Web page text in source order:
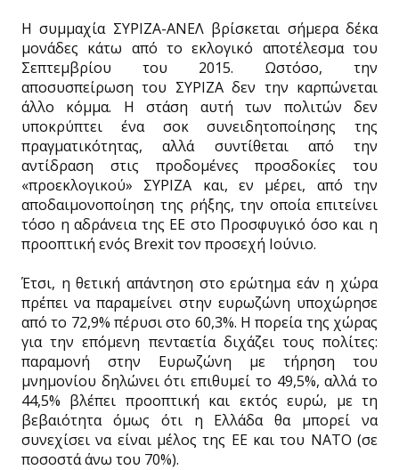
Η συμμαχία ΣΥΡΙΖΑ-ΑΝΕΛ βρίσκεται σήμερα δέκα
μονάδες κάτω από το εκλογικό αποτέλεσμα του
Σεπτεμβρίου του 2015. Ωστόσο, την
αποσυσπείρωση του ΣΥΡΙΖΑ δεν την καρπώνεται
άλλο κόμμα. Η στάση αυτή των πολιτών δεν
υποκρύπτει ένα σοκ συνειδητοποίησης της
πραγματικότητας, αλλά συντίθεται από την
αντίδραση στις προδομένες προσδοκίες του
«προεκλογικού» ΣΥΡΙΖΑ και, εν μέρει, από την
αποδαιμονοποίηση της ρήξης, την οποία επιτείνει
τόσο η αδράνεια της ΕΕ στο Προσφυγικό όσο και η
προοπτική ενός Brexit τον προσεχή Ιούνιο.
Έτσι, η θετική απάντηση στο ερώτημα εάν η χώρα
πρέπει να παραμείνει στην ευρωζώνη υποχώρησε
από το 72,9% πέρυσι στο 60,3%. Η πορεία της χώρας
για την επόμενη πενταετία διχάζει τους πολίτες:
παραμονή στην Ευρωζώνη με τήρηση του
μνημονίου δηλώνει ότι επιθυμεί το 49,5%, αλλά το
44,5% βλέπει προοπτική και εκτός ευρώ, με τη
βεβαιότητα όμως ότι η Ελλάδα θα μπορεί να
συνεχίσει να είναι μέλος της ΕΕ και του ΝΑΤΟ (σε
ποσοστά άνω του 70%).